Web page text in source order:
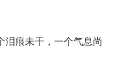
痕未干，一个气息尚